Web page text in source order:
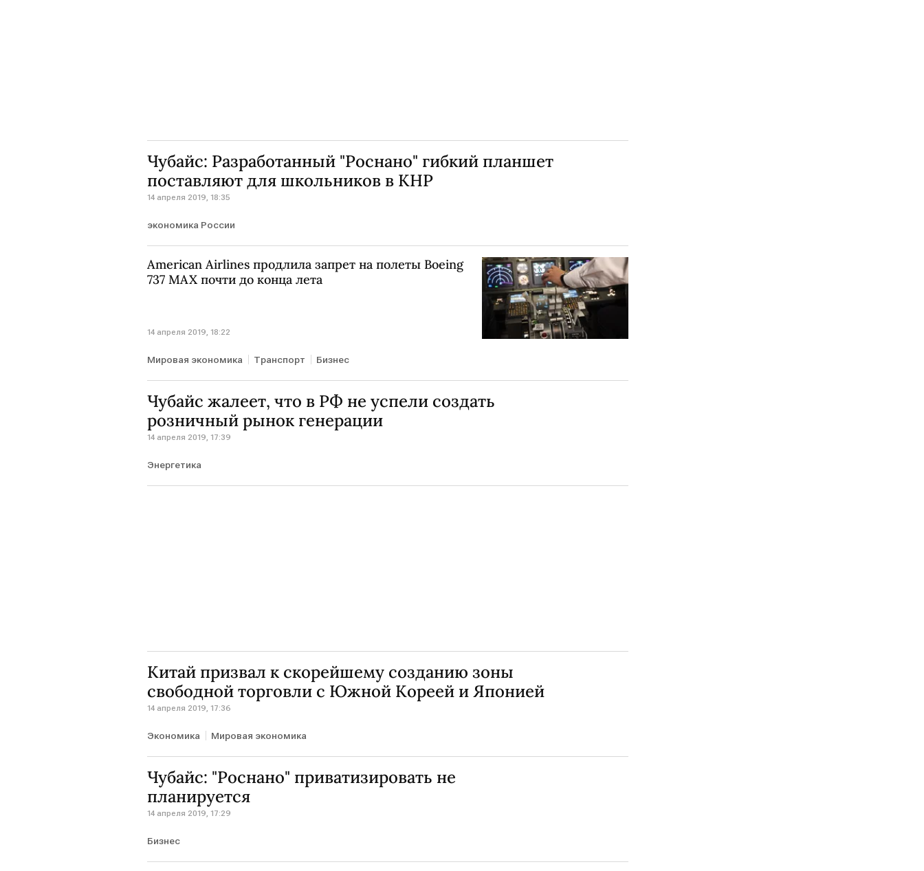
Чубайс: Разработанный "Роснано" гибкий планшет
поставляют для школьников в КНР
14 апреля 2019, 18:35
экономика России
American Airlines продлила запрет на полеты Boeing
737 MAX почти до конца лета
14 апреля 2019, 18:22
Мировая экономика Транспорт Бизнес
Чубайс жалеет, что в РФ не успели создать
розничный рынок генерации
14 апреля 2019, 17:39
Энергетика
Китай призвал к скорейшему созданию зоны
свободной торговли с Южной Кореей и Японией
14 апреля 2019, 17:36
Экономика Мировая экономика
Чубайс: "Роснано" приватизировать не
планируется
14 апреля 2019, 17:29
Бизнес